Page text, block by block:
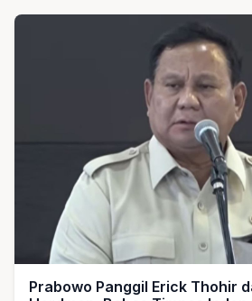
Prabowo Panggil Erick Thohir